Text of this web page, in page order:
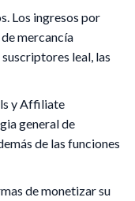
Los ingresos por
mercancía
leal, las
y Affiliate
general de
de las funciones
de monetizar su